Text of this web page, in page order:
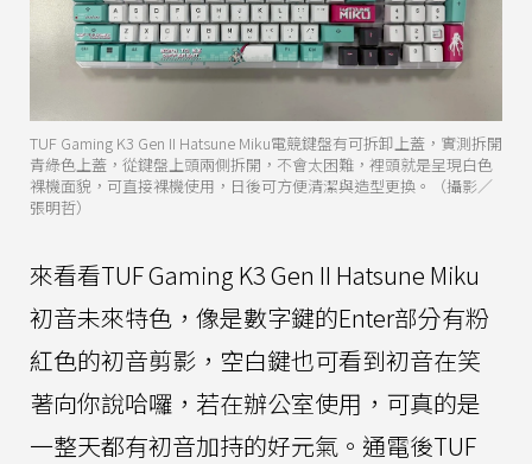
TUF Gaming K3 Gen II Hatsune Miku電競鍵盤有可拆卸上蓋，實測拆開
青綠色上蓋，從鍵盤上頭兩側拆開，不會太困難，裡頭就是呈現白色
裸機面貌，可直接裸機使用，日後可方便清潔與造型更換。（攝影／
張明哲）
來看看TUF Gaming K3 Gen II Hatsune Miku
初音未來特色，像是數字鍵的Enter部分有粉
紅色的初音剪影，空白鍵也可看到初音在笑
著向你說哈囉，若在辦公室使用，可真的是
一整天都有初音加持的好元氣。通電後TUF